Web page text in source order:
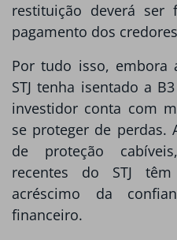
restituição deverá
pagamento dos
Por tudo isso, embora
STJ tenha isentado a
investidor conta com
se proteger de perdas.
de proteção
recentes do STJ
acréscimo da
financeiro.